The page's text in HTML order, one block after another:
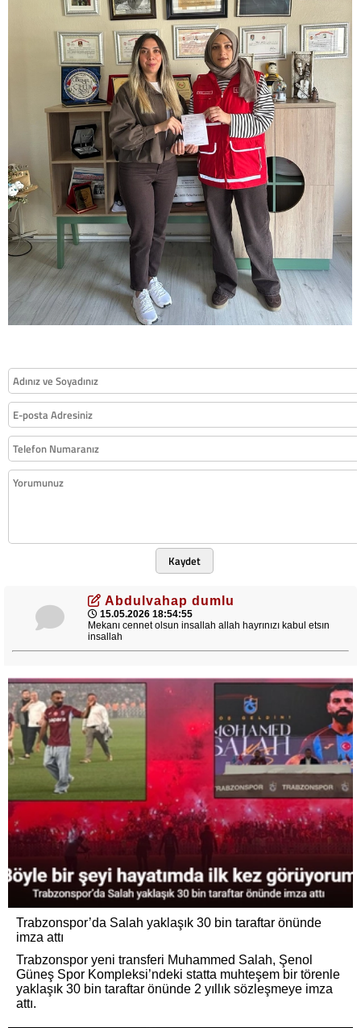
Kaydet
Abdulvahap dumlu
15.05.2026 18:54:55
Mekanı cennet olsun insallah allah hayrınızı kabul etsın
insallah
Trabzonspor’da Salah yaklaşık 30 bin taraftar önünde
imza attı
Trabzonspor yeni transferi Muhammed Salah, Şenol
Güneş Spor Kompleksi’ndeki statta muhteşem bir törenle
yaklaşık 30 bin taraftar önünde 2 yıllık sözleşmeye imza
attı.